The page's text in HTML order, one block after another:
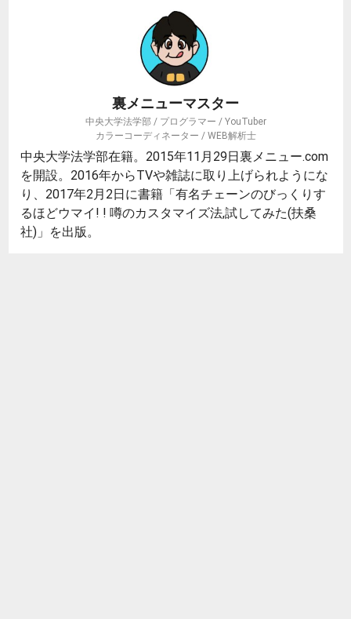
裏メニューマスター
中央大学法学部 / プログラマー / YouTuber
カラーコーディネーター / WEB解析士
中央大学法学部在籍。2015年11月29日裏メニュー.com
を開設。2016年からTVや雑誌に取り上げられようにな
り、2017年2月2日に書籍「有名チェーンのびっくりす
るほどウマイ! ! 噂のカスタマイズ法,試してみた(扶桑
社)」を出版。